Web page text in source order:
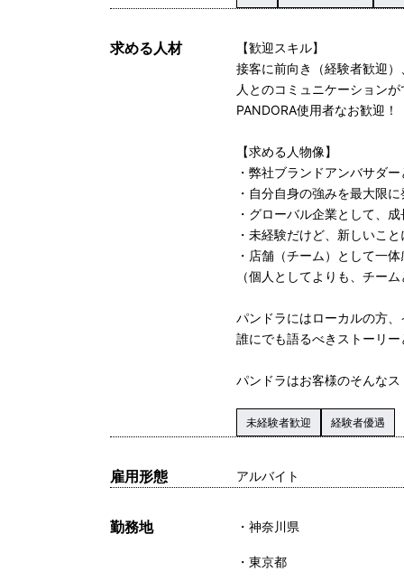
求める人材
【歓迎スキル】
接客に前向き（経験者歓迎
人とのコミュニケーション
PANDORA使用者なお歓迎！
【求める人物像】
・弊社ブランドアンバサダ
・自分自身の強みを最大限
・グローバル企業として、
・未経験だけど、新しいこ
・店舗（チーム）として一
（個人としてよりも、チー
パンドラにはローカルの方
誰にでも語るべきストーリ
パンドラはお客様のそんな
未経験者歓迎 経験者優遇
雇用形態 アルバイト
勤務地 神奈川県
東京都